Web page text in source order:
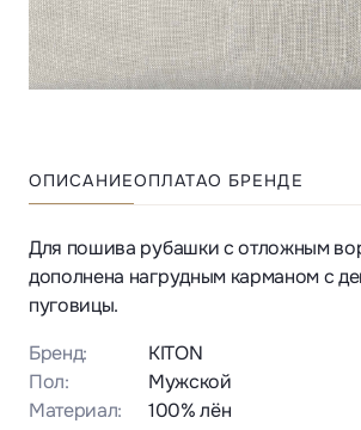
ОПИСАНИЕОПЛАТАО БРЕНДЕ
Для пошива рубашки с отложным
дополнена нагрудным карманом с
пуговицы.
Бренд:
KITON
Пол:
Мужской
Материал:
100% лён